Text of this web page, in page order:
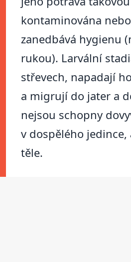
kontaminována
zanedbává hygienu
rukou). Larvální
střevech, napadají
a migrují do jater a
nejsou schopny
v dospělého
těle.